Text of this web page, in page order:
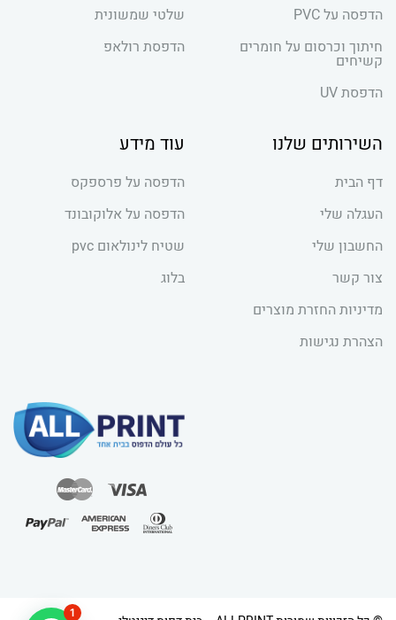
הדפסה על PVC
חיתוך וכרסום על חומרים
קשיחים
הדפסת UV
שלטי שמשונית
הדפסת רולאפ
השירותים שלנו
דף הבית
העגלה שלי
החשבון שלי
צור קשר
מדיניות החזרת מוצרים
הצהרת נגישות
עוד מידע
הדפסה על פרספקס
הדפסה על אלוקובונד
שטיח לינולאום pvc
בלוג
1